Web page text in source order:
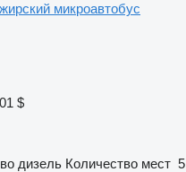
микроавтобус
$
дизель Количество мест 5